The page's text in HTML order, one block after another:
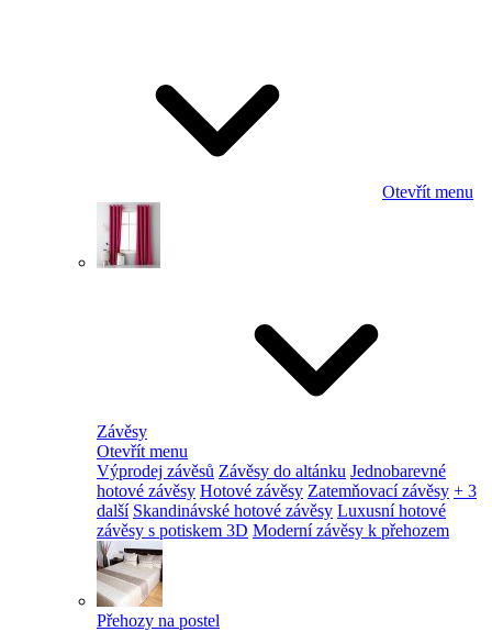
Otevřít menu
Závěsy
Otevřít menu
Výprodej závěsů Závěsy do altánku Jednobarevné
hotové závěsy Hotové závěsy Zatemňovací závěsy + 3
další Skandinávské hotové závěsy Luxusní hotové
závěsy s potiskem 3D Moderní závěsy k přehozem
Přehozy na postel